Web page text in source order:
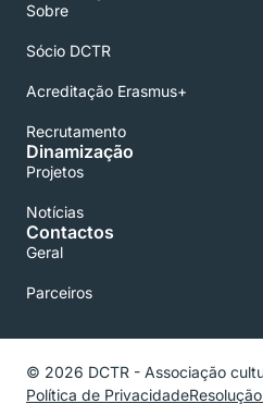
Sobre
Sócio DCTR
Acreditação Erasmus+
Recrutamento
Dinamização
Projetos
Notícias
Contactos
Geral
Parceiros
© 2026 DCTR - Associação
Política de Privacidade